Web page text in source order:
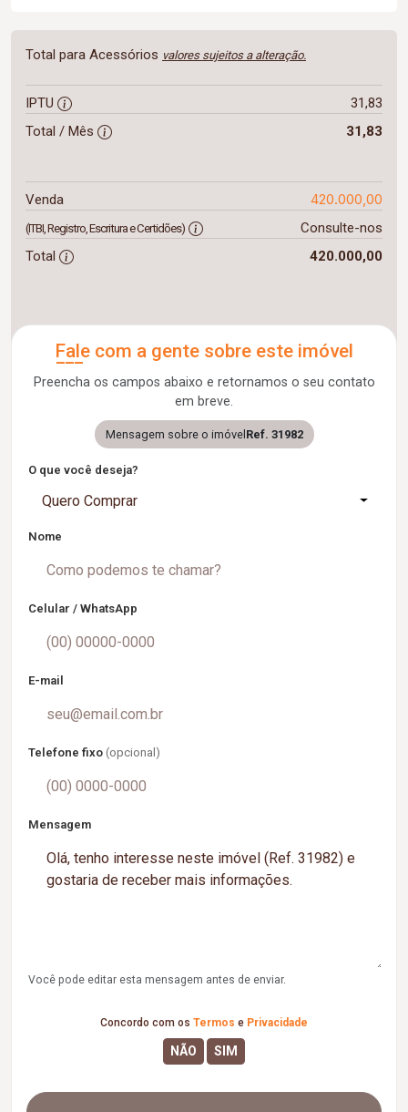
Total para Acessórios valores sujeitos a alteração.
IPTU
31,83
Total / Mês
31,83
Venda 420.000,00
(ITBI, Registro, Escritura e Certidões)
Consulte-nos
Total
420.000,00
Fale com a gente sobre este imóvel
Preencha os campos abaixo e retornamos o seu contato
em breve.
Mensagem sobre o imóvelRef. 31982
O que você deseja?
Quero Comprar
Nome
Celular / WhatsApp
E-mail
Telefone fixo (opcional)
Mensagem
Você pode editar esta mensagem antes de enviar.
Concordo com os Termos e Privacidade